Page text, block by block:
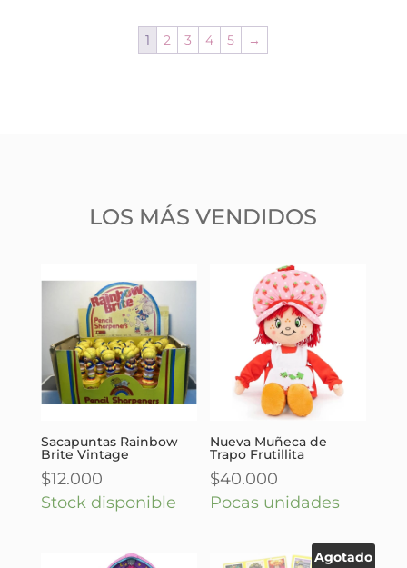
1 2 3 4 5 →
LOS MÁS VENDIDOS
Sacapuntas Rainbow
Brite Vintage
$12.000
Stock disponible
Nueva Muñeca de
Trapo Frutillita
$40.000
Pocas unidades
Agotado